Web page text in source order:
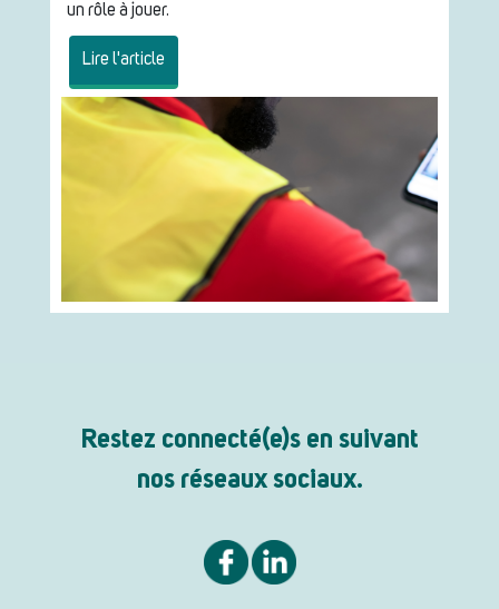
un rôle à jouer.
Lire l'article
Restez connecté(e)s en suivant
nos réseaux sociaux.